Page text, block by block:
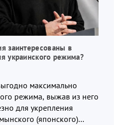
заинтересованы в
украинского режима?
максимально
режима, выжав из него
для укрепления
(японского)